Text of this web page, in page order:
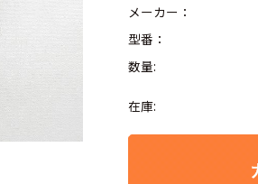
Search by Hotword
1
5 ラルフローレン
メーカー：
型番：
数量:
在庫: